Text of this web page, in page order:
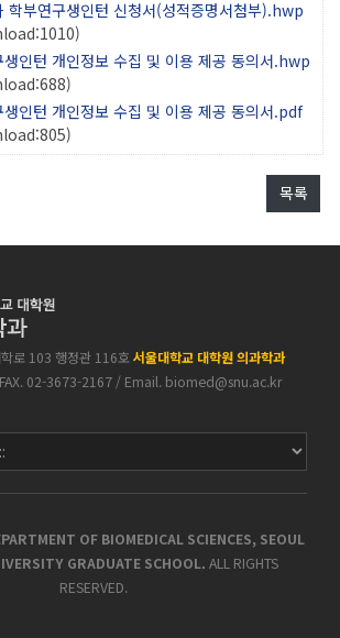
학부연구생인턴 신청서(성적증명서첨부).hwp
인턴 개인정보 수집 및 이용 제공 동의서.hwp
인턴 개인정보 수집 및 이용 제공 동의서.pdf
목록
로 103 행정관 116호서울대학교 대학원 의과학과
02-3673-2167 / Email. biomed@snu.ac.kr
OF BIOMEDICAL SCIENCES, SEOUL
GRADUATE SCHOOL. ALL RIGHTS
RESERVED.